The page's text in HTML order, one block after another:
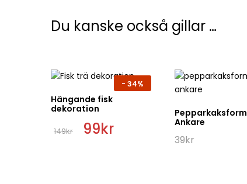
Du kanske också gillar …
- 34%
Hängande fisk
dekoration
149kr Det
ursprungliga
99kr
Pepparkaksform
Ankare
39kr